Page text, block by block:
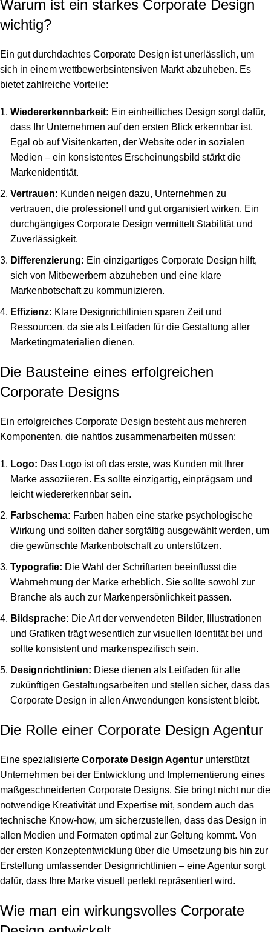
Warum ist ein starkes Corporate Design
wichtig?
Ein gut durchdachtes Corporate Design ist unerlässlich, um
sich in einem wettbewerbsintensiven Markt abzuheben. Es
bietet zahlreiche Vorteile:
Wiedererkennbarkeit: Ein einheitliches Design sorgt dafür,
dass Ihr Unternehmen auf den ersten Blick erkennbar ist.
Egal ob auf Visitenkarten, der Website oder in sozialen
Medien – ein konsistentes Erscheinungsbild stärkt die
Markenidentität.
Vertrauen: Kunden neigen dazu, Unternehmen zu
vertrauen, die professionell und gut organisiert wirken. Ein
durchgängiges Corporate Design vermittelt Stabilität und
Zuverlässigkeit.
Differenzierung: Ein einzigartiges Corporate Design hilft,
sich von Mitbewerbern abzuheben und eine klare
Markenbotschaft zu kommunizieren.
Effizienz: Klare Designrichtlinien sparen Zeit und
Ressourcen, da sie als Leitfaden für die Gestaltung aller
Marketingmaterialien dienen.
Die Bausteine eines erfolgreichen
Corporate Designs
Ein erfolgreiches Corporate Design besteht aus mehreren
Komponenten, die nahtlos zusammenarbeiten müssen:
Logo: Das Logo ist oft das erste, was Kunden mit Ihrer
Marke assoziieren. Es sollte einzigartig, einprägsam und
leicht wiedererkennbar sein.
Farbschema: Farben haben eine starke psychologische
Wirkung und sollten daher sorgfältig ausgewählt werden, um
die gewünschte Markenbotschaft zu unterstützen.
Typografie: Die Wahl der Schriftarten beeinflusst die
Wahrnehmung der Marke erheblich. Sie sollte sowohl zur
Branche als auch zur Markenpersönlichkeit passen.
Bildsprache: Die Art der verwendeten Bilder, Illustrationen
und Grafiken trägt wesentlich zur visuellen Identität bei und
sollte konsistent und markenspezifisch sein.
Designrichtlinien: Diese dienen als Leitfaden für alle
zukünftigen Gestaltungsarbeiten und stellen sicher, dass das
Corporate Design in allen Anwendungen konsistent bleibt.
Die Rolle einer Corporate Design Agentur
Eine spezialisierte Corporate Design Agentur unterstützt
Unternehmen bei der Entwicklung und Implementierung eines
maßgeschneiderten Corporate Designs. Sie bringt nicht nur die
notwendige Kreativität und Expertise mit, sondern auch das
technische Know-how, um sicherzustellen, dass das Design in
allen Medien und Formaten optimal zur Geltung kommt. Von
der ersten Konzeptentwicklung über die Umsetzung bis hin zur
Erstellung umfassender Designrichtlinien – eine Agentur sorgt
dafür, dass Ihre Marke visuell perfekt repräsentiert wird.
Wie man ein wirkungsvolles Corporate